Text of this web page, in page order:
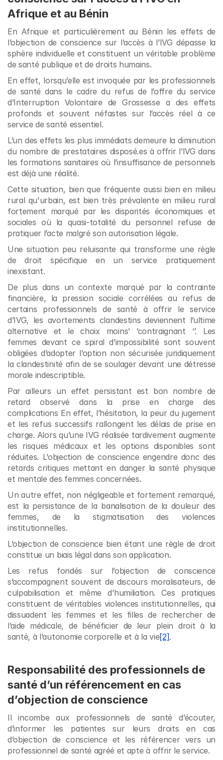
Afrique et au Bénin
En Afrique et particulièrement au Bénin les effets de
l’objection de conscience sur l’accès à l’IVG dépasse la
sphère individuelle et constituent un véritable problème
de santé publique et de droits humains.
En effet, lorsqu’elle est invoquée par les professionnels
de santé dans le cadre du refus de l’offre du service
d’Interruption Volontaire de Grossesse a des effets
profonds et souvent néfastes sur l’accès réel à ce
service de santé essentiel.
L’un des effets les plus immédiats demeure la diminution
du nombre de prestataires disposé.es à offrir l’IVG dans
les formations sanitaires où l’insuffisance de personnels
est déjà une réalité.
Cette situation, bien que fréquente aussi bien en milieu
rural qu'urbain, est bien très prévalente en milieu rural
fortement marqué par les disparités économiques et
sociales où la quasi-totalité du personnel refuse de
pratiquer l’acte malgré son autorisation légale.
Une situation peu reluisante qui transforme une règle
de droit spécifique en un service pratiquement
inexistant.
De plus dans un contexte marqué par la contrainte
financière, la pression sociale corrélées au refus de
certains professionnels de santé à offrir le service
d’IVG, les avortements clandestins deviennent l’ultime
alternative et le choix moins’ ’contraignant ‘’. Les
femmes devant ce spiral d’impossibilité sont souvent
obligées d’adopter l’option non sécurisée juridiquement
la clandestinité afin de se soulager devant une détresse
morale indescriptible.
Par ailleurs un effet persistant est bon nombre de
retard observé dans la prise en charge des
complications En effet, l’hésitation, la peur du jugement
et les refus successifs rallongent les délais de prise en
charge. Alors qu’une IVG réalisée tardivement augmente
les risques médicaux et les options disponibles sont
réduites. L’objection de conscience engendre donc des
retards critiques mettant en danger la santé physique
et mentale des femmes concernées.
Un autre effet, non négligeable et fortement remarqué,
est la persistance de la banalisation de la douleur des
femmes, de la stigmatisation des violences
institutionnelles.
L’objection de conscience bien étant une règle de droit
constitue un biais légal dans son application.
Les refus fondés sur l’objection de conscience
s’accompagnent souvent de discours moralisateurs, de
culpabilisation et même d’humiliation. Ces pratiques
constituent de véritables violences institutionnelles, qui
dissuadent les femmes et les filles de rechercher de
l’aide médicale, de bénéficier de leur plein droit à la
santé, à l’autonomie corporelle et à la vie[2].
Responsabilité des professionnels de
santé d’un référencement en cas
d’objection de conscience
Il incombe aux professionnels de santé d’écouter,
d’informer les patientes sur leurs droits en cas
d’objection de conscience et les référencer vers un
professionnel de santé agréé et apte à offrir le service.